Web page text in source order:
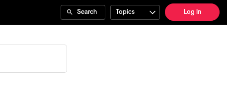
Search Topics Log In